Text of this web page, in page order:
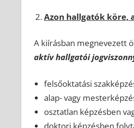
Azon hallgatók köre,
A kiírásban megnevezett
aktív hallgatói
felsőoktatási
alap- vagy
osztatlan képzésben
doktori képzésben